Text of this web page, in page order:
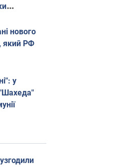
нового
який РФ
у
"Шахеда"